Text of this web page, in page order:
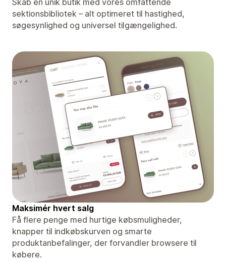
sektionsbibliotek – alt optimeret til hastighed,
søgesynlighed og universel tilgængelighed.
Maksimér hvert salg
Få flere penge med hurtige købsmuligheder,
knapper til indkøbskurven og smarte
produktanbefalinger, der forvandler browsere til
købere.